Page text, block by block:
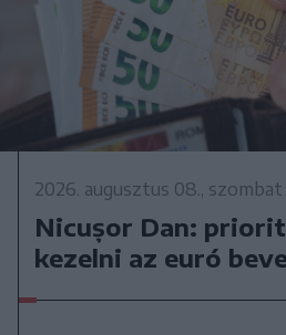
2026. augusztus 08., szombat
Nicușor Dan:
kezelni az euró